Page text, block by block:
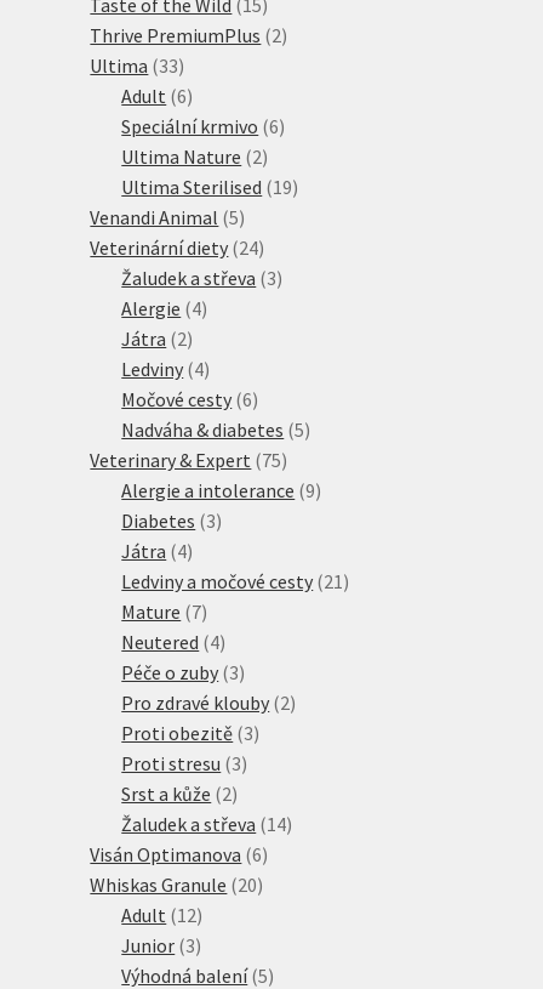
produktů
Thrive PremiumPlus 22
Ultima 3333
produktů
Adult 66
produktů
Speciální krmivo 66
Ultima Nature 22
produkty
Ultima Sterilised 1919
Venandi Animal 55
produktů
Veterinární diety 2424
produktů
Žaludek a střeva 33
Alergie 44
Játra 22
produkty
Ledviny 44
produkty
Močové cesty 66
produktů
Nadváha & diabetes 55
Veterinary & Expert 7575
produktů
Alergie a intolerance 99
Diabetes 33
Játra 44
produkty
Ledviny a močové cesty 21 21
Mature 77
produktů
Neutered 44
produkty
Péče o zuby 33
produkty
Pro zdravé klouby 22
Proti obezitě 33
Proti stresu 33
Srst a kůže 22
produkty
Žaludek a střeva 1414
Visán Optimanova 66
produktů
Whiskas Granule 2020
Adult 1212
produktů
Junior 33
produkty
Výhodná balení 55